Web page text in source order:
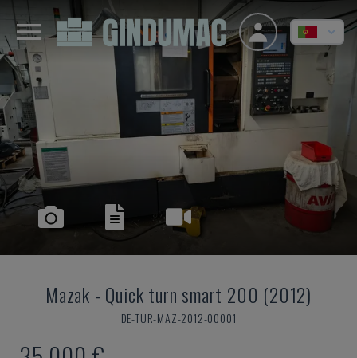
Mazak - Quick turn smart 200 (2012)
DE-TUR-MAZ-2012-00001